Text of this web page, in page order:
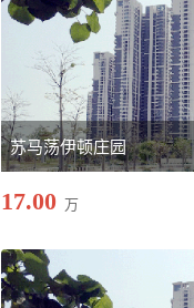
苏马荡伊顿庄园
17.00 万